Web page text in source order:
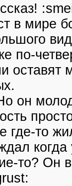
в мире
по-
оставят
он
то
то? Он